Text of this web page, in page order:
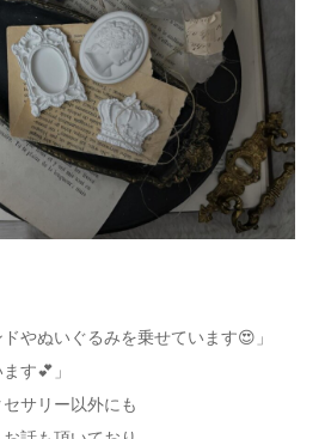
やぬいぐるみを乗せています😍」
す💕」
サリー以外にも